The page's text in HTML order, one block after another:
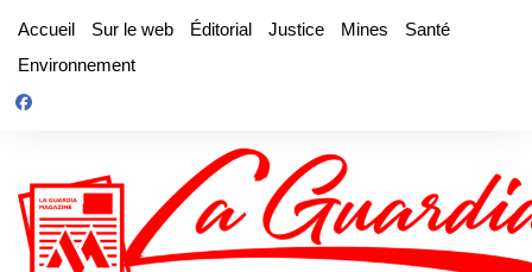
contenu
Accueil Sur le web Éditorial Justice Mines
Santé
Environnement